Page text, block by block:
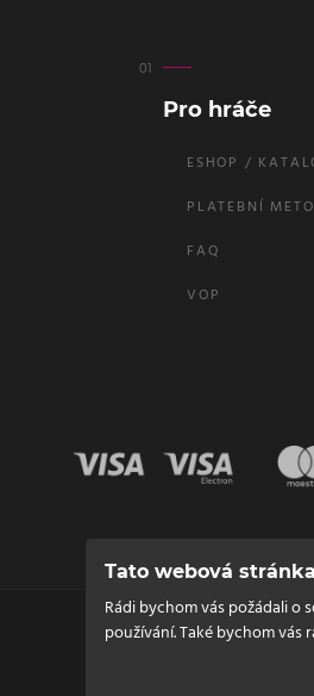
Pro hráče
ESHOP /
PLATEBNÍ
FAQ
VOP
Tato webová
Rádi bychom vás požádali o
používání. Také bychom